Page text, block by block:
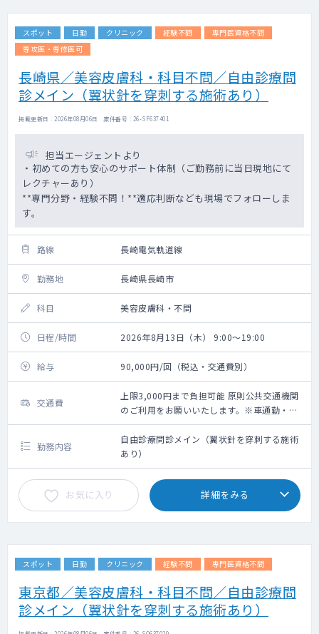
スポット 日勤 クリニック 経験不問
専門医資格不問
専攻医・専修医可
長崎県／美容皮膚科・科目不問／自由診療問
診メイン（翼状針を穿刺する施術あり）
掲載更新日 : 2026年08月06日 案件番号 : 26-SF637401
担当エージェントより
・初めての方も安心のサポート体制（ご勤務前に当日現地にて
レクチャーあり）
**専門分野・経験不問！**適応判断なども現場でフォローしま
す。
路線 長崎電気軌道線
勤務地 長崎県長崎市
科目 美容皮膚科・不問
日程/時間 2026年8月13日（木） 9:00～19:00
給与 90,000円/回（税込・交通費別）
交通費
上限3,000円まで負担可能 原則公共交通機関
のご利用をお願いいたします。※車通勤・タ
クシー利用要相談
勤務内容
自由診療問診メイン（翼状針を穿刺する施術
あり）
お気に入り 詳細をみる
スポット 日勤 クリニック 経験不問 専門医資格不問
東京都／美容皮膚科・科目不問／自由診療問
診メイン（翼状針を穿刺する施術あり）